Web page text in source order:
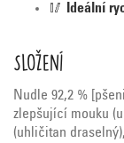
🥢
Ideální
Složení
Nudle 92,2 %
zlepšující mouku
(uhličitan